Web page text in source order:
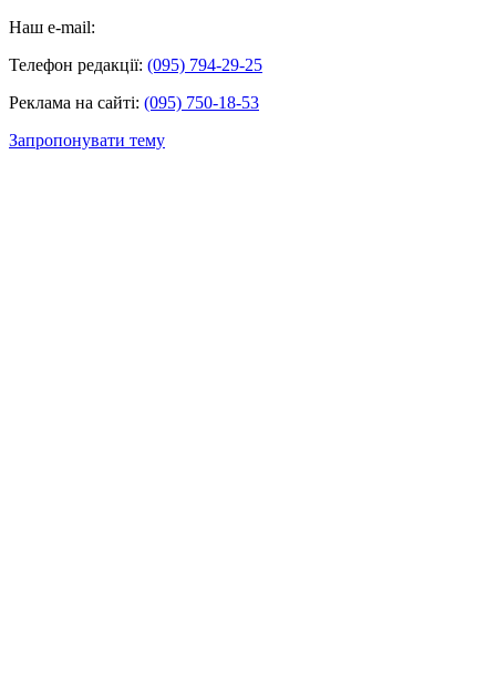
Наш e-mail:
Телефон редакції: (095) 794-29-25
Реклама на сайті: (095) 750-18-53
Запропонувати тему